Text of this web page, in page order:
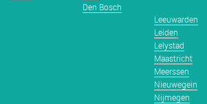
Den Bosch
Leeuwarden
Leiden
Lelystad
Maastricht
Meerssen
Nieuwegein
Nijmegen